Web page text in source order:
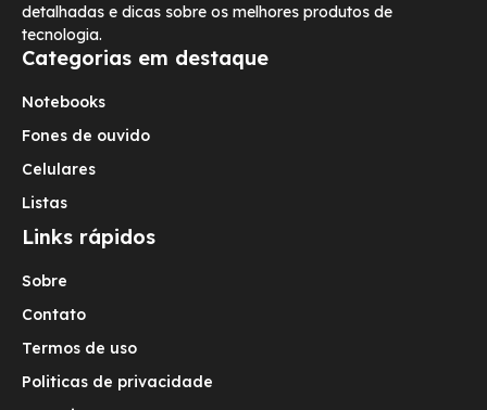
detalhadas e dicas sobre os melhores produtos de
tecnologia.
Categorias em destaque
Notebooks
Fones de ouvido
Celulares
Listas
Links rápidos
Sobre
Contato
Termos de uso
Politicas de privacidade